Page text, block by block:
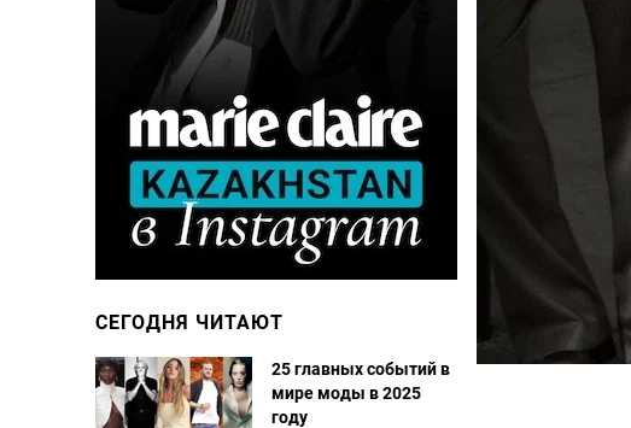
СЕГОДНЯ ЧИТАЮТ
25 главных событий в
мире моды в 2025
году